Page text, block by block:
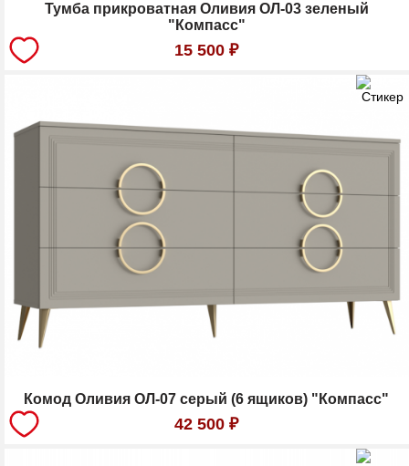
Тумба прикроватная Оливия ОЛ-03 зеленый
"Компасс"
15 500 ₽
Комод Оливия ОЛ-07 серый (6 ящиков) "Компасс"
42 500 ₽